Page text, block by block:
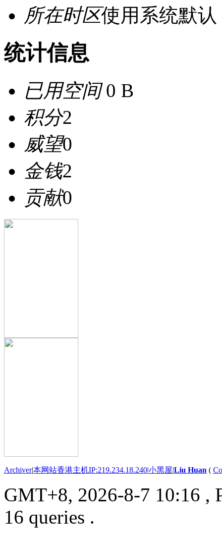
所在时区使用系统默认
统计信息
已用空间0 B
积分2
威望0
金钱2
贡献0
Archiver|本网站香港主机IP:219.234.18.240|小黑屋|Liu Huan (
GMT+8, 2026-8-7 10:16 ,
16 queries .